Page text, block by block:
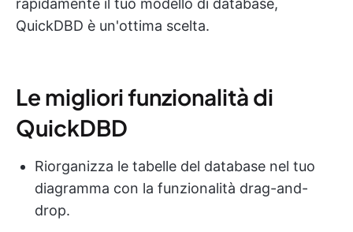
QuickDBD è un'ottima scelta.
Le migliori funzionalità di
QuickDBD
Riorganizza le tabelle del database nel tuo
diagramma con la funzionalità drag-and-
drop.